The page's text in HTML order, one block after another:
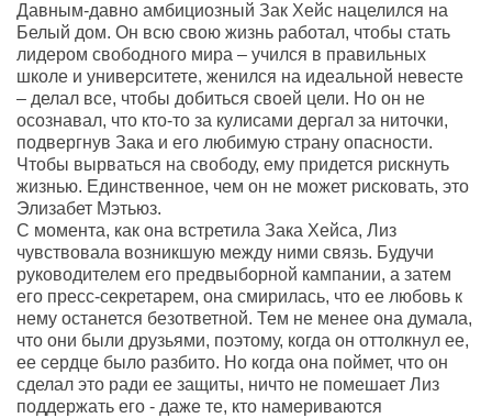
Давным-давно амбициозный Зак Хейс нацелился на
Белый дом. Он всю свою жизнь работал, чтобы стать
лидером свободного мира – учился в правильных
школе и университете, женился на идеальной невесте
– делал все, чтобы добиться своей цели. Но он не
осознавал, что кто-то за кулисами дергал за ниточки,
подвергнув Зака и его любимую страну опасности.
Чтобы вырваться на свободу, ему придется рискнуть
жизнью. Единственное, чем он не может рисковать, это
Элизабет Мэтьюз.
С момента, как она встретила Зака Хейса, Лиз
чувствовала возникшую между ними связь. Будучи
руководителем его предвыборной кампании, а затем
его пресс-секретарем, она смирилась, что ее любовь к
нему останется безответной. Тем не менее она думала,
что они были друзьями, поэтому, когда он оттолкнул ее,
ее сердце было разбито. Но когда она поймет, что он
сделал это ради ее защиты, ничто не помешает Лиз
поддержать его - даже те, кто намериваются